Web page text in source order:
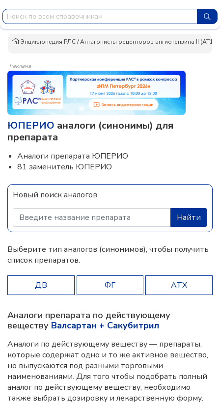
Энциклопедия РЛС/Антагонисты рецепторов ангиотензина II (AT1-
Реклама
ЮПЕРИО аналоги (синонимы) для
препарата
Аналоги препарата ЮПЕРИО
81 заменитель ЮПЕРИО
Новый поиск аналогов
Найти
Выберите тип аналогов (синонимов), чтобы получить
список препаратов.
ДВ ФГ АТХ
Аналоги препарата по действующему
веществу Валсартан + Сакубитрил
Аналоги по действующему веществу — препараты,
которые содержат одно и то же активное вещество,
но выпускаются под разными торговыми
наименованиями. Для того чтобы подобрать полный
аналог по действующему веществу, необходимо
также выбрать дозировку и лекарственную форму.